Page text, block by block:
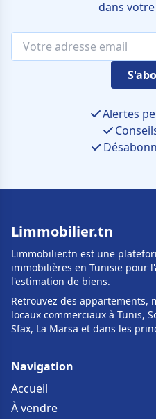
dans
Alertes
Limmobilier.tn
Limmobilier.tn est une
immobilières en Tunisie pour
l'estimation de biens.
Retrouvez des appartements,
locaux commerciaux à Tunis,
Sfax, La Marsa et dans les
Navigation
Accueil
À vendre